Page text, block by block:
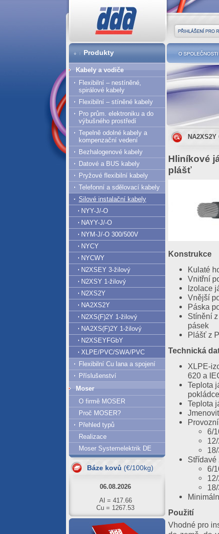
Hliníkové
plášť
Konstrukce
Kulaté
Vnitřní
Izolace
Vnější
Páska
Stínění
pásek
Plášť z
Technická
XLPE-
620 a
Teplota
Teplota
6/
Střídavé
6/
Použití
Vhodné pro
O
Produkty
Kabely a vodiče
Flexibilní – nestíněné,
spirálové kabely
Flexibilní – stíněné kabely
Pro prům. elektroniku a do
výbušného prostředí
Tepelně odolné kabely a
kompenzační vedení
Bezhalogenové kabely
Datové a BUS kabely
Pryžové flexibilní kabely
Telefonní a sdělovací kabely
Silové instalační kabely
NYY-J/-O
NAYY-J/-O
NYM-J/-O 300/500V
NYCY
NYCWY
N2XSEY 3-žilový
N2XSY 1-žilový
N2XS2Y
NA2XS2Y
N2XS(F)2Y 1-žilový
NA2XS(F)2Y 1-žilový
N2XSEYFGbY
XLPE/PVC/SWA/PVC
Flexibilní Cu lana a spojení
Příslušenství
Moser
O firmě MOSER
Proč MOSER?
Přehled typů
Realizace
Moser Systemelektrik DE
Báze kovů (€/100kg)
07.08.2026
Al = 420.61
Cu = 1293.63
Cu = 1267.53
05.08.2026
Al = 422.01
Přihlášení pro